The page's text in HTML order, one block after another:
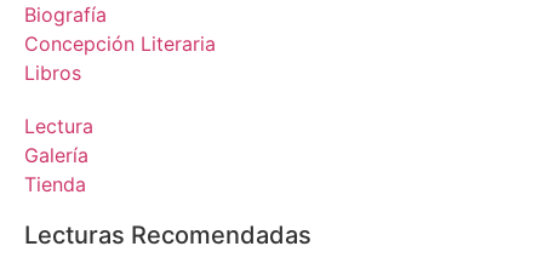
Biografía
Concepción Literaria
Libros
Lectura
Galería
Tienda
Lecturas Recomendadas